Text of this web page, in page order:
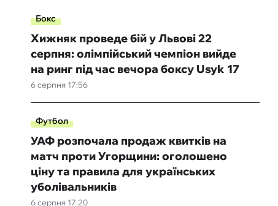
Бокс
6 серпня 17:56
Хижняк проведе бій у Львові 22
серпня: олімпійський чемпіон вийде
на ринг під час вечора боксу Usyk 17
Футбол
6 серпня 17:20
УАФ розпочала продаж квитків на
матч проти Угорщини: оголошено
ціну та правила для українських
уболівальників